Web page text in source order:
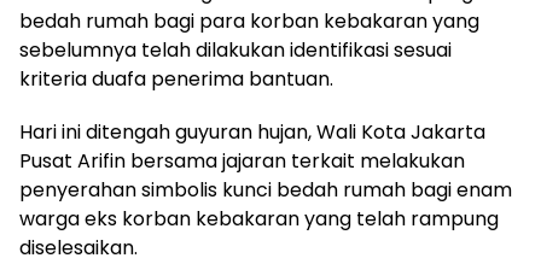
bedah rumah bagi para korban kebakaran yang
sebelumnya telah dilakukan identifikasi sesuai
kriteria duafa penerima bantuan.
Hari ini ditengah guyuran hujan, Wali Kota Jakarta
Pusat Arifin bersama jajaran terkait melakukan
penyerahan simbolis kunci bedah rumah bagi enam
warga eks korban kebakaran yang telah rampung
diselesaikan.